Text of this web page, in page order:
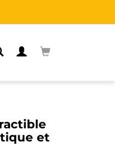
et